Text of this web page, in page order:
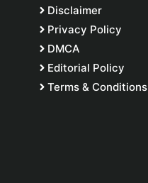
Disclaimer
Privacy Policy
DMCA
Editorial Policy
Terms & Conditions